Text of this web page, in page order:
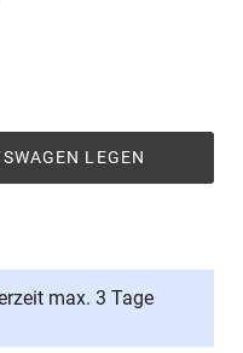
LEGEN
max. 3 Tage